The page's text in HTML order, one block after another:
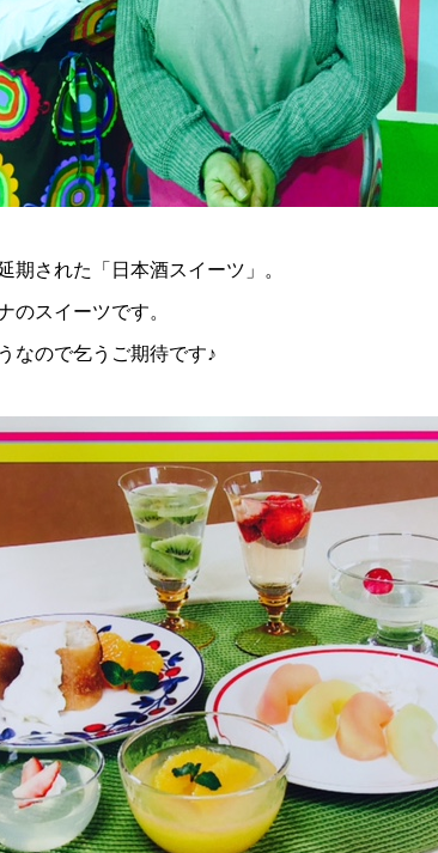
期された「日本酒スイーツ」。
のスイーツです。
なので乞うご期待です♪